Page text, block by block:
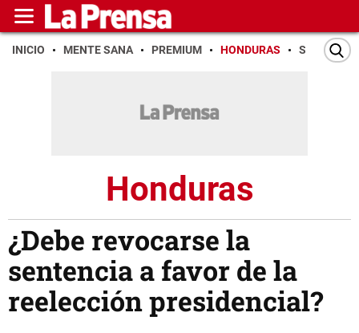
INICIO MENTE SANA PREMIUM HONDURAS SAN PEDRO
Honduras
¿Debe revocarse la
sentencia a favor de la
reelección presidencial?